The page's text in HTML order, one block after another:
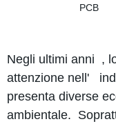
Negli ultimi anni ,
attenzione nell'
presenta diverse
ambientale.